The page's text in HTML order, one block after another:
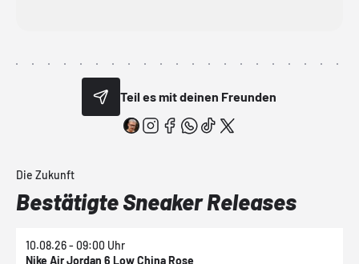
Teil es mit deinen Freunden
Die Zukunft
Bestätigte Sneaker Releases
10.08.26 - 09:00 Uhr
Nike Air Jordan 6 Low China Rose